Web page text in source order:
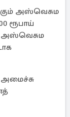
அஸ்வெசும
ரூபாய்
அஸ்வெசும
அமைச்சு